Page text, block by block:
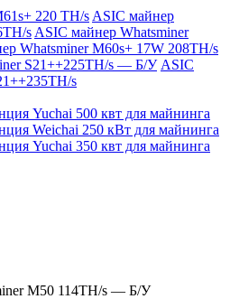
220 TH/s ASIC майнер
s ASIC майнер Whatsminer
Whatsminer M60s+ 17W 208TH/s
S21++225TH/s — Б/У ASIC
s
Yuchai 500 квт для майнинга
Weichai 250 кВт для майнинга
Yuchai 350 квт для майнинга
M50 114TH/s — Б/У